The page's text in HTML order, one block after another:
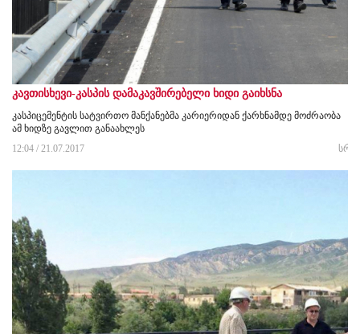
კავთისხევი-კასპის დამაკავშირებელი ხიდი გაიხსნა
კასპიცემენტის სატვირთო მანქანებმა კარიერიდან ქარხნამდე მოძრაობა
ამ ხიდზე გავლით განაახლეს
12:04 / 21.07.2017